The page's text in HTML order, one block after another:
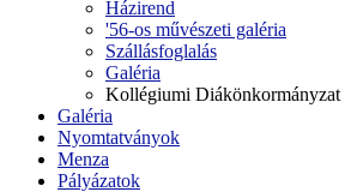
Házirend
'56-os művészeti galéria
Szállásfoglalás
Galéria
Kollégiumi Diákönkormányzat
Galéria
Nyomtatványok
Menza
Pályázatok